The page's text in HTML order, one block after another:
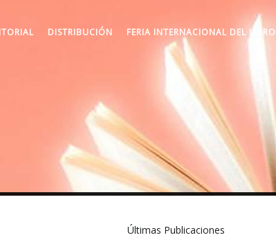
DISTRIBUCIÓN FERIA INTERNACIONAL DEL LIBRO
Últimas Publicaciones